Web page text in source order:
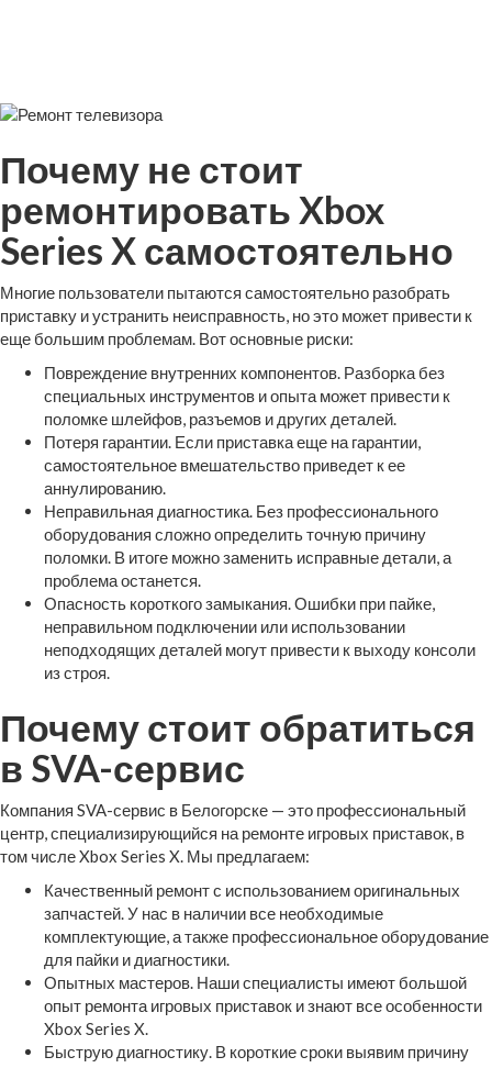
Почему не стоит
ремонтировать Xbox
Series X самостоятельно
Многие пользователи пытаются самостоятельно разобрать
приставку и устранить неисправность, но это может привести к
еще большим проблемам. Вот основные риски:
Повреждение внутренних компонентов. Разборка без
специальных инструментов и опыта может привести к
поломке шлейфов, разъемов и других деталей.
Потеря гарантии. Если приставка еще на гарантии,
самостоятельное вмешательство приведет к ее
аннулированию.
Неправильная диагностика. Без профессионального
оборудования сложно определить точную причину
поломки. В итоге можно заменить исправные детали, а
проблема останется.
Опасность короткого замыкания. Ошибки при пайке,
неправильном подключении или использовании
неподходящих деталей могут привести к выходу консоли
из строя.
Почему стоит обратиться
в SVA-сервис
Компания SVA-сервис в Белогорске — это профессиональный
центр, специализирующийся на ремонте игровых приставок, в
том числе Xbox Series X. Мы предлагаем:
Качественный ремонт с использованием оригинальных
запчастей. У нас в наличии все необходимые
комплектующие, а также профессиональное оборудование
для пайки и диагностики.
Опытных мастеров. Наши специалисты имеют большой
опыт ремонта игровых приставок и знают все особенности
Xbox Series X.
Быструю диагностику. В короткие сроки выявим причину